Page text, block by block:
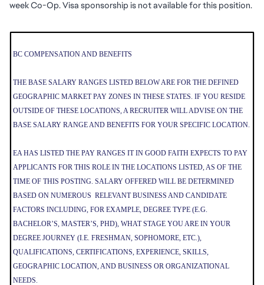
week Co-Op. Visa sponsorship is not available for this position.
BC COMPENSATION AND BENEFITS
THE BASE SALARY RANGES LISTED BELOW ARE FOR THE DEFINED
GEOGRAPHIC MARKET PAY ZONES IN THESE STATES. IF YOU RESIDE
OUTSIDE OF THESE LOCATIONS, A RECRUITER WILL ADVISE ON THE
BASE SALARY RANGE AND BENEFITS FOR YOUR SPECIFIC LOCATION.
EA HAS LISTED THE PAY RANGES IT IN GOOD FAITH EXPECTS TO PAY
APPLICANTS FOR THIS ROLE IN THE LOCATIONS LISTED, AS OF THE
TIME OF THIS POSTING. SALARY OFFERED WILL BE DETERMINED
BASED ON NUMEROUS RELEVANT BUSINESS AND CANDIDATE
FACTORS INCLUDING, FOR EXAMPLE, DEGREE TYPE (E.G.
BACHELOR’S, MASTER’S, PHD), WHAT STAGE YOU ARE IN YOUR
DEGREE JOURNEY (I.E. FRESHMAN, SOPHOMORE, ETC.),
QUALIFICATIONS, CERTIFICATIONS, EXPERIENCE, SKILLS,
GEOGRAPHIC LOCATION, AND BUSINESS OR ORGANIZATIONAL
NEEDS.